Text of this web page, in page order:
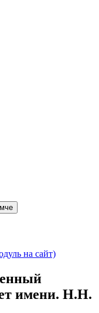
на сайт)
имени. Н.Н.